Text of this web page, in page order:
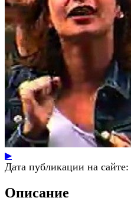
▶
Дата публикации на сайте:
Описание